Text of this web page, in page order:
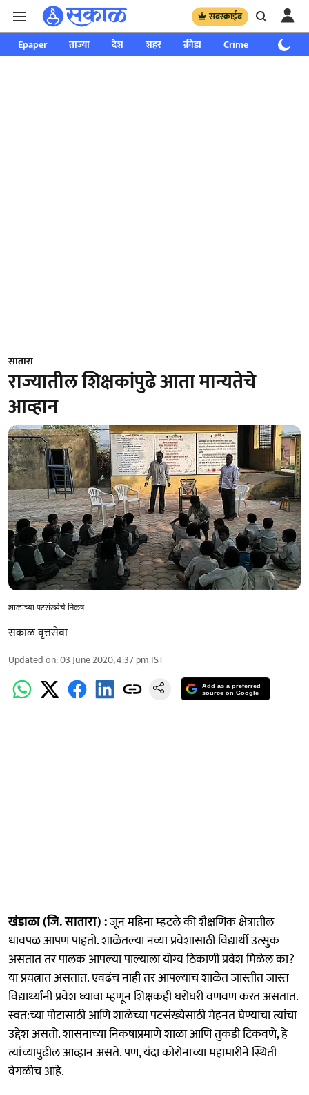
सबस्क्राईब
Epaper ताज्या देश शहर क्रीडा Crime साप्ताहिक
सातारा
राज्यातील शिक्षकांपुढे आता मान्यतेचे
आव्हान
शाळांच्या पटसंख्येचे निकष
सकाळ वृत्तसेवा
Updated on:03 June 2020, 4:37 pm IST
Add as a preferred
source on Google
खंडाळा (जि. सातारा) :जून महिना म्हटले की शैक्षणिक क्षेत्रातील
धावपळ आपण पाहतो. शाळेतल्या नव्या प्रवेशासाठी विद्यार्थी उत्सुक
असतात तर पालक आपल्या पाल्याला योग्य ठिकाणी प्रवेश मिळेल का?
या प्रयत्नात असतात. एवढंच नाही तर आपल्याच शाळेत जास्तीत जास्त
विद्यार्थ्यांनी प्रवेश घ्यावा म्हणून शिक्षकही घरोघरी वणवण करत असतात.
स्वत:च्या पोटासाठी आणि शाळेच्या पटसंख्येसाठी मेहनत घेण्याचा त्यांचा
उद्देश असतो. शासनाच्या निकषाप्रमाणे शाळा आणि तुकडी टिकवणे, हे
त्यांच्यापुढील आव्हान असते. पण, यंदा कोरोनाच्या महामारीने स्थिती
वेगळीच आहे.